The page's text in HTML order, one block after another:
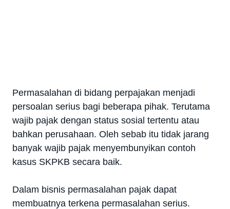
Permasalahan di bidang perpajakan menjadi
persoalan serius bagi beberapa pihak. Terutama
wajib pajak dengan status sosial tertentu atau
bahkan perusahaan. Oleh sebab itu tidak jarang
banyak wajib pajak menyembunyikan contoh
kasus SKPKB secara baik.
Dalam bisnis permasalahan pajak dapat
membuatnya terkena permasalahan serius.